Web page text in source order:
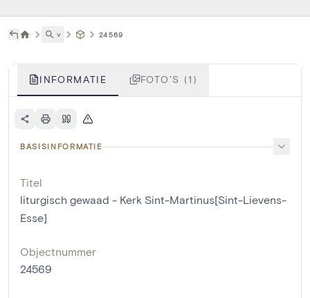
˅ 24569
INFORMATIE FOTO'S (1)
BASISINFORMATIE
Titel
liturgisch gewaad - Kerk Sint-Martinus[Sint-Lievens-
Esse]
Objectnummer
24569